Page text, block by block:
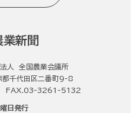
業新聞
法人 全国農業会議所
千代田区二番町9-8
FAX.03-3261-5132
日発行